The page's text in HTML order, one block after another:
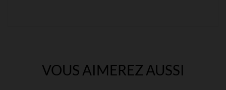
VOUS AIMEREZ AUSSI